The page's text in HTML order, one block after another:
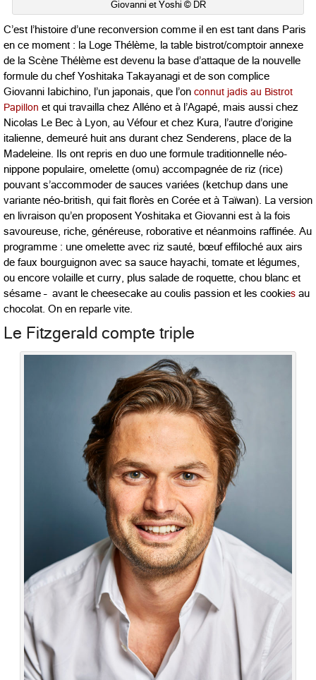
Giovanni et Yoshi © DR
C’est l’histoire d’une reconversion comme il en est tant dans Paris
en ce moment : la Loge Thélème, la table bistrot/comptoir annexe
de la Scène Thélème est devenu la base d’attaque de la nouvelle
formule du chef Yoshitaka Takayanagi et de son complice
Giovanni Iabichino, l’un japonais, que l’on connut jadis au Bistrot
Papillon et qui travailla chez Alléno et à l’Agapé, mais aussi chez
Nicolas Le Bec à Lyon, au Véfour et chez Kura, l’autre d’origine
italienne, demeuré huit ans durant chez Senderens, place de la
Madeleine. Ils ont repris en duo une formule traditionnelle néo-
nippone populaire, omelette (omu) accompagnée de riz (rice)
pouvant s’accommoder de sauces variées (ketchup dans une
variante néo-british, qui fait florès en Corée et à Taïwan). La version
en livraison qu’en proposent Yoshitaka et Giovanni est à la fois
savoureuse, riche, généreuse, roborative et néanmoins raffinée. Au
programme : une omelette avec riz sauté, bœuf effiloché aux airs
de faux bourguignon avec sa sauce hayachi, tomate et légumes,
ou encore volaille et curry, plus salade de roquette, chou blanc et
sésame – avant le cheesecake au coulis passion et les cookies au
chocolat. On en reparle vite.
Le Fitzgerald compte triple